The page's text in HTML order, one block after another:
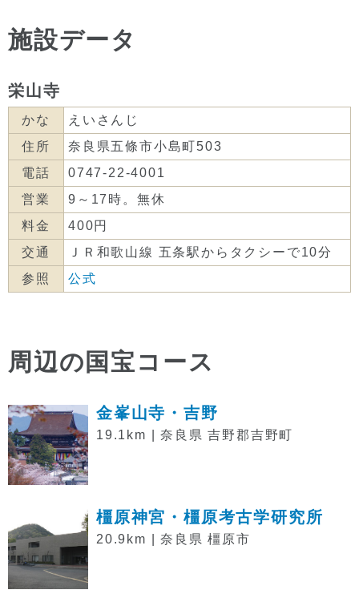
施設データ
栄山寺
かな
えいさんじ
住所
奈良県五條市小島町503
電話
0747-22-4001
営業
9～17時。無休
料金
400円
交通
ＪＲ和歌山線 五条駅からタクシーで10分
参照
公式
周辺の国宝コース
金峯山寺・吉野
19.1km | 奈良県 吉野郡吉野町
橿原神宮・橿原考古学研究所
20.9km | 奈良県 橿原市